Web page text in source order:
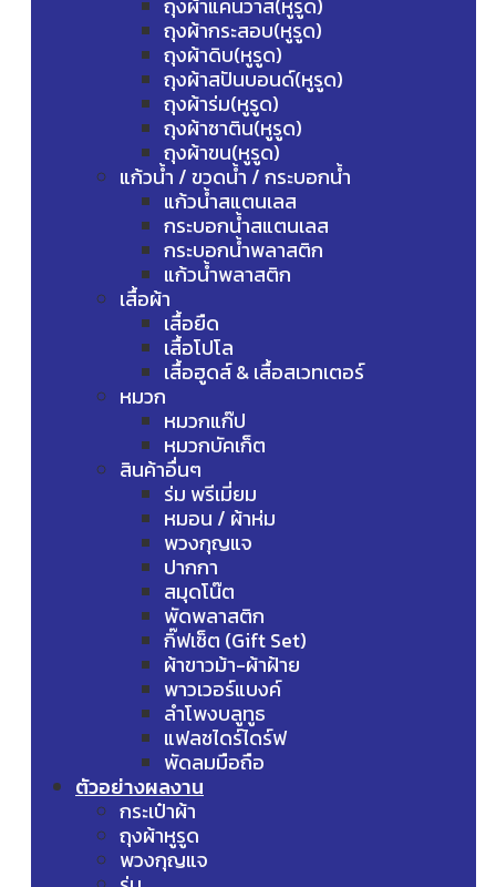
ถุงผ้าแคนวาส(หูรูด)
ถุงผ้ากระสอบ(หูรูด)
ถุงผ้าดิบ(หูรูด)
ถุงผ้าสปันบอนด์(หูรูด)
ถุงผ้าร่ม(หูรูด)
ถุงผ้าซาติน(หูรูด)
ถุงผ้าขน(หูรูด)
แก้วน้ำ / ขวดน้ำ / กระบอกน้ำ
แก้วน้ำสแตนเลส
กระบอกน้ำสแตนเลส
กระบอกน้ำพลาสติก
แก้วน้ำพลาสติก
เสื้อผ้า
เสื้อยืด
เสื้อโปโล
เสื้อฮูดส์ & เสื้อสเวทเตอร์
หมวก
หมวกแก๊ป
หมวกบัคเก็ต
สินค้าอื่นๆ
ร่ม พรีเมี่ยม
หมอน / ผ้าห่ม
พวงกุญแจ
ปากกา
สมุดโน๊ต
พัดพลาสติก
กิ๊ฟเซ็ต (Gift Set)
ผ้าขาวม้า-ผ้าฝ้าย
พาวเวอร์แบงค์
ลำโพงบลูทูธ
แฟลชไดร์ไดร์ฟ
พัดลมมือถือ
ตัวอย่างผลงาน
กระเป๋าผ้า
ถุงผ้าหูรูด
พวงกุญแจ